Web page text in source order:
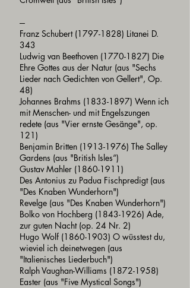
---
Franz Schubert (1797-1828) Litanei D.
343
Ludwig van Beethoven (1770-1827) Die
Ehre Gottes aus der Natur (aus "Sechs
Lieder nach Gedichten von Gellert", Op.
48)
Johannes Brahms (1833-1897) Wenn ich
mit Menschen- und mit Engelszungen
redete (aus "Vier ernste Gesänge", op.
121)
Benjamin Britten (1913-1976) The Salley
Gardens (aus "British Isles“)
Gustav Mahler (1860-1911)
Des Antonius zu Padua Fischpredigt (aus
"Des Knaben Wunderhorn")
Revelge (aus "Des Knaben Wunderhorn")
Bolko von Hochberg (1843-1926) Ade,
zur guten Nacht (op. 24 Nr. 2)
Hugo Wolf (1860-1903) O wüsstest du,
wieviel ich deinetwegen (aus
"Italienisches Liederbuch")
Ralph Vaughan-Williams (1872-1958)
Easter (aus "Five Mystical Songs")